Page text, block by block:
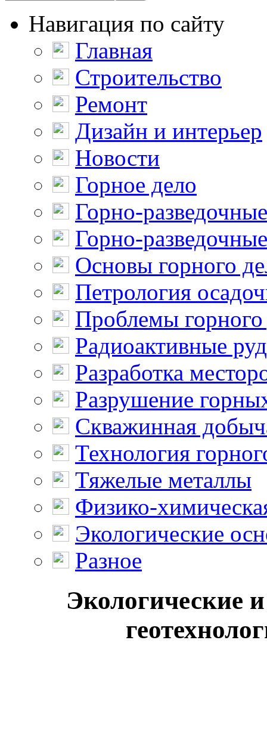
Навигация по сайту
Главная
Строительство
Ремонт
Дизайн и интерьер
Новости
Горное дело
Горно-
Горно-
Основы горного
Петрология
Проблемы горного
Радиоактивные
Разработка
Разрушение
Скважинная
Технология
Тяжелые металлы
Физико-
Экологические
Разное
Экологические